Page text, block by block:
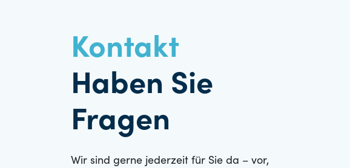
Kontakt
Haben Sie
Fragen
Wir sind gerne jederzeit für Sie da – vor,